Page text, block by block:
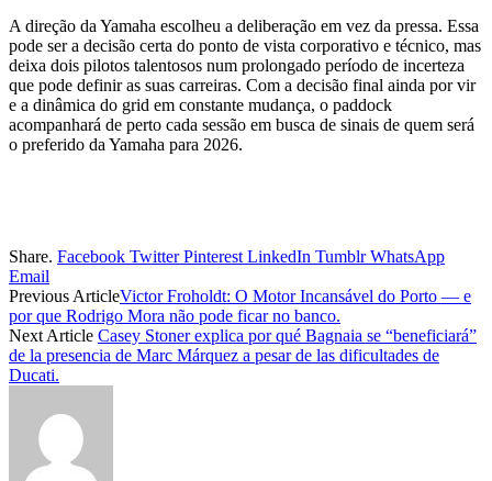
A direção da Yamaha escolheu a deliberação em vez da pressa. Essa
pode ser a decisão certa do ponto de vista corporativo e técnico, mas
deixa dois pilotos talentosos num prolongado período de incerteza
que pode definir as suas carreiras. Com a decisão final ainda por vir
e a dinâmica do grid em constante mudança, o paddock
acompanhará de perto cada sessão em busca de sinais de quem será
o preferido da Yamaha para 2026.
Share. Facebook Twitter Pinterest LinkedIn Tumblr WhatsApp
Email
Previous ArticleVictor Froholdt: O Motor Incansável do Porto — e
por que Rodrigo Mora não pode ficar no banco.
Next Article Casey Stoner explica por qué Bagnaia se “beneficiará”
de la presencia de Marc Márquez a pesar de las dificultades de
Ducati.